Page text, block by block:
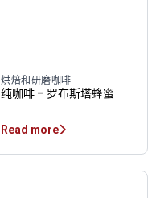
烘焙和研磨咖啡
纯咖啡 – 罗布斯塔蜂蜜
Read more